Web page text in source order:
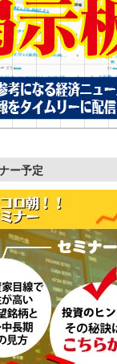
ー予定